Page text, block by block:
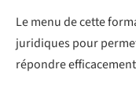
Le menu de cette
juridiques pour
répondre